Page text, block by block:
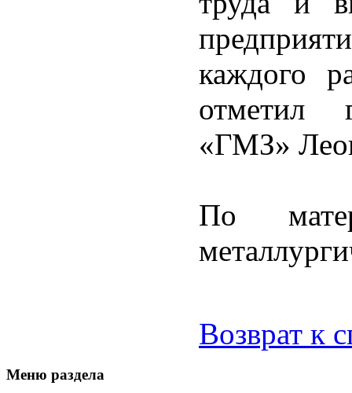
каждого
отметил
«ГМЗ»
По
Возврат к
Меню раздела